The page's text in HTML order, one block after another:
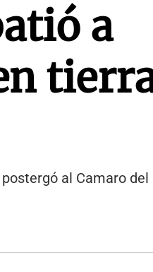
a
al Camaro del